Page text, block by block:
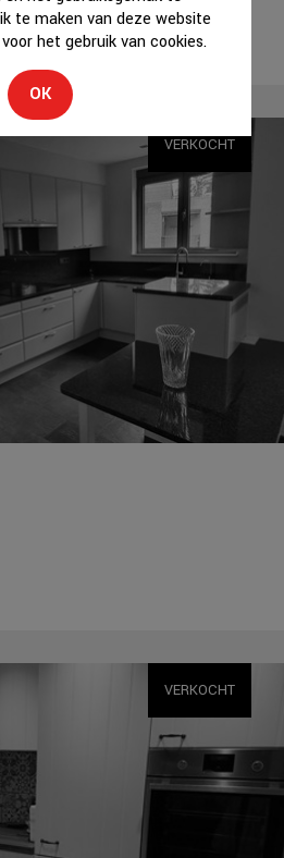
VERKOCHT
VERKOCHT
te maken van deze website
het gebruik van cookies.
OK